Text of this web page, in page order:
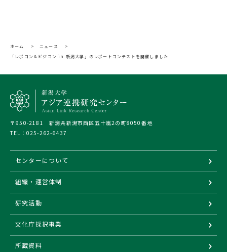
ホーム > ニュース
>
「レポコン＆ビジコン in 新潟大学」のレポートコンテストを開催しました
〒950-2181 新潟県新潟市西区五十嵐2の町8050番地
TEL： 025-262-6437
センターについて
組織・運営体制
研究活動
文化庁採択事業
所蔵資料